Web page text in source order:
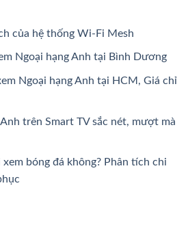
của hệ thống Wi-Fi Mesh
Ngoại hạng Anh tại Bình Dương
Ngoại hạng Anh tại HCM, Giá chỉ
trên Smart TV sắc nét, mượt mà
bóng đá không? Phân tích chi